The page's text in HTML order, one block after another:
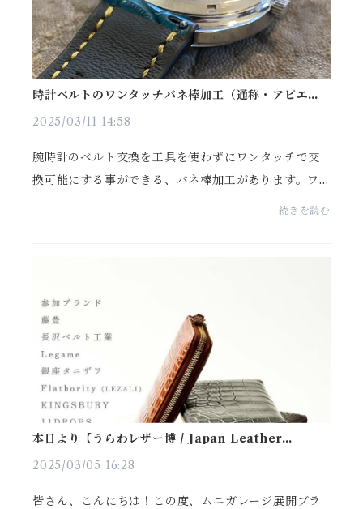
時計ベルトのワンタッチバネ棒加工（通称・アビエ仕
2025/03/11 14:58
腕時計のベルト交換を工具を使わずにワンタッチで交
換可能にする事ができる、バネ棒加工があります。ワ
ンタッチバネ棒やクイックリリースと言われる加工
続きを読む
本日より【うらわレザー博 / Japan Leather
2025/03/05 16:28
皆さん、こんにちは！この度、ムニガレージ展開ブラ